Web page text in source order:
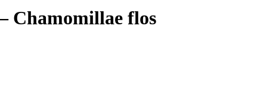
Chamomillae flos